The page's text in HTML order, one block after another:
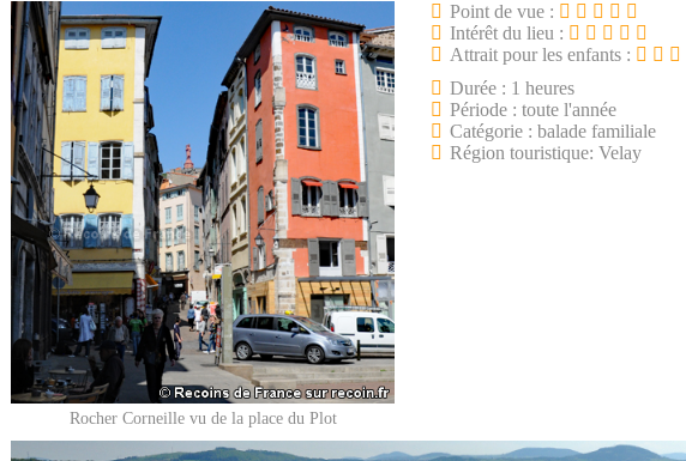
Rocher Corneille vu de la place du Plot
Point de vue :
Intérêt du lieu :
Attrait pour les enfants :
Durée : 1 heures
Période : toute l'année
Catégorie : balade familiale
Région touristique: Velay